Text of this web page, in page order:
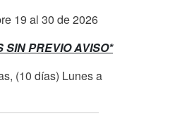
19 al 30 de 2026
SIN PREVIO AVISO*
(10 días) Lunes a